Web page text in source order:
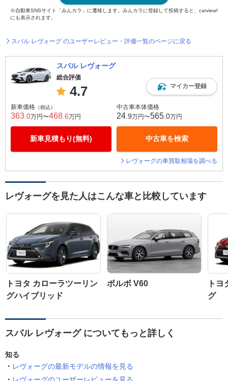
※自動車SNSサイト「みんカラ」に遷移します。みんカラに登録して投稿すると、carview!
にも表示されます。
スバル レヴォーグ のユーザーレビュー・評価一覧のページに戻る
スバル レヴォーグ
総合評価
4.7 マイカー登録
新車価格 （税込）
363 .0万円〜468 .6万円
新車見積もり(無料)
中古車本体価格
24 .9万円〜565 .0万円
中古車を検索
レヴォーグの車買取相場を調べる
レヴォーグを見た人はこんな車と比較しています
トヨタ カローラツーリン
グハイブリッド
ボルボ V60
ト
グ
スバル レヴォーグ についてもっと詳しく
知る
レヴォーグの最新モデルの情報を見る